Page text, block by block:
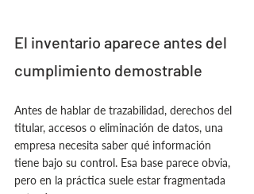
El inventario aparece antes del
cumplimiento demostrable
Antes de hablar de trazabilidad, derechos del
titular, accesos o eliminación de datos, una
empresa necesita saber qué información
tiene bajo su control. Esa base parece obvia,
pero en la práctica suele estar fragmentada